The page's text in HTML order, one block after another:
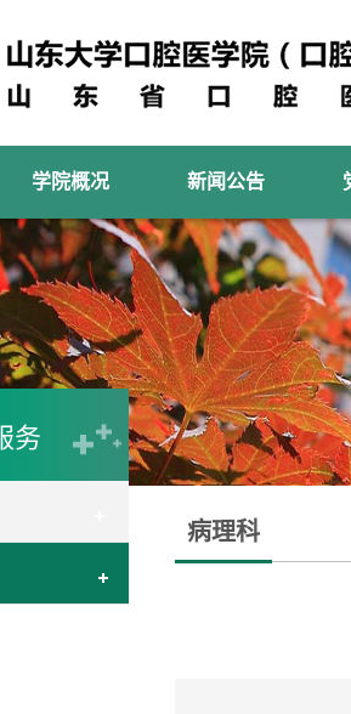
学院概况 新闻公告
务
病理科